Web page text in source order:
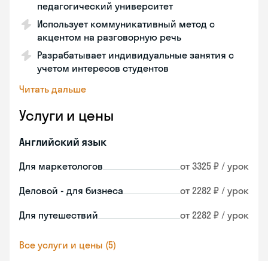
педагогический университет
Использует коммуникативный метод с
акцентом на разговорную речь
Разрабатывает индивидуальные занятия с
учетом интересов студентов
Читать дальше
Услуги и цены
Английский язык
Для маркетологов от 3325 ₽ / урок
Деловой - для бизнеса от 2282 ₽ / урок
Для путешествий от 2282 ₽ / урок
Все услуги и цены (5)